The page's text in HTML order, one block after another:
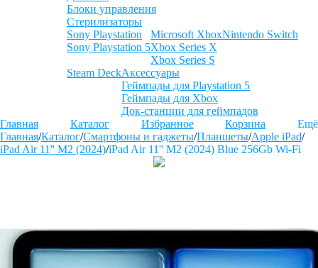
Блоки управления
Стерилизаторы
Sony Playstation
Sony Playstation 5
Microsoft Xbox
Xbox Series X
Xbox Series S
Nintendo Switch
Steam DeckАксессуары
Геймпады для Playstation 5
Геймпады для Xbox
Док-станции для геймпадов
Главная
Каталог Избранное Корзина
Ещё
Главная/Каталог/Смартфоны и гаджеты/Планшеты/Apple iPad/
iPad Air 11'' M2 (2024)/iPad Air 11'' M2 (2024) Blue 256Gb Wi-Fi